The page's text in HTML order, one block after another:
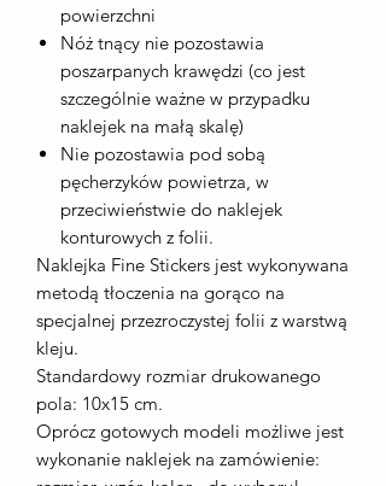
powierzchni
Nóż tnący nie pozostawia
poszarpanych krawędzi (co jest
szczególnie ważne w przypadku
naklejek na małą skalę)
Nie pozostawia pod sobą
pęcherzyków powietrza, w
przeciwieństwie do naklejek
konturowych z folii.
Naklejka Fine Stickers jest wykonywana
metodą tłoczenia na gorąco na
specjalnej przezroczystej folii z warstwą
kleju.
Standardowy rozmiar drukowanego
pola: 10x15 cm.
Oprócz gotowych modeli możliwe jest
wykonanie naklejek na zamówienie: